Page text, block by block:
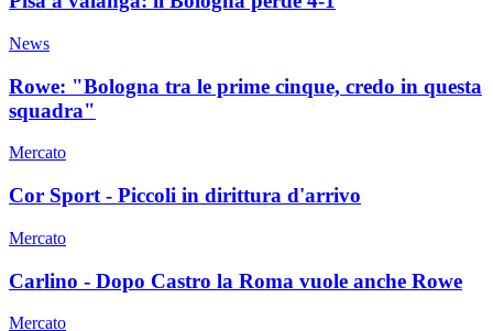
News
Rowe: "Bologna tra le prime cinque, credo in questa
squadra"
Mercato
Cor Sport - Piccoli in dirittura d'arrivo
Mercato
Carlino - Dopo Castro la Roma vuole anche Rowe
Mercato